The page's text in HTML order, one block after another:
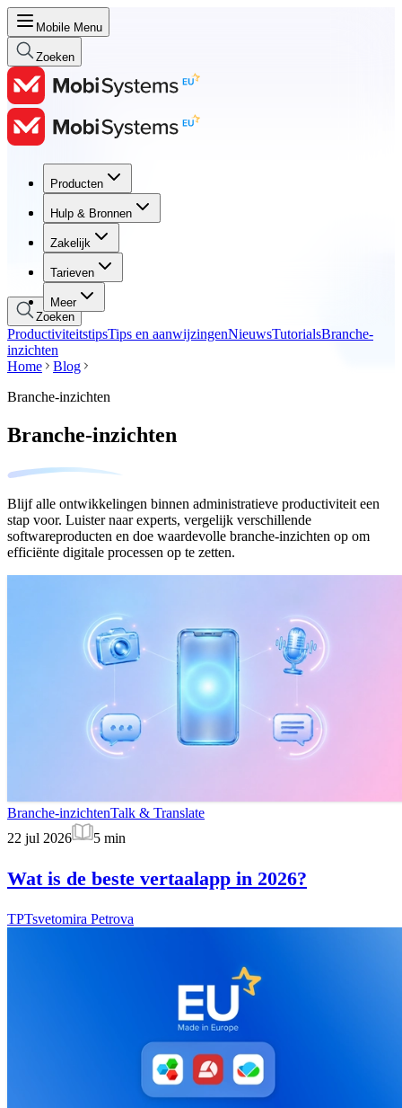
Mobile Menu
Zoeken
Producten
Hulp & Bronnen
Zakelijk
Tarieven
Meer
Producten
Hulp & Bronnen
Zakelijk
Tarieven
Zoeken
ProductiviteitstipsTips en aanwijzingenNieuwsTutorialsBranche-
inzichten
Home
Blog
Branche-inzichten
Branche-inzichten
Blijf alle ontwikkelingen binnen administratieve productiviteit een
stap voor. Luister naar experts, vergelijk verschillende
softwareproducten en doe waardevolle branche-inzichten op om
efficiënte digitale processen op te zetten.
Branche-inzichtenTalk & Translate
22 jul 2026
5 min
Wat is de beste vertaalapp in 2026?
TPTsvetomira Petrova